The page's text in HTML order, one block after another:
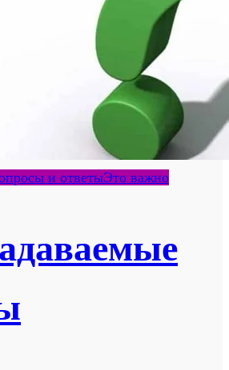
и ответыЭто важно